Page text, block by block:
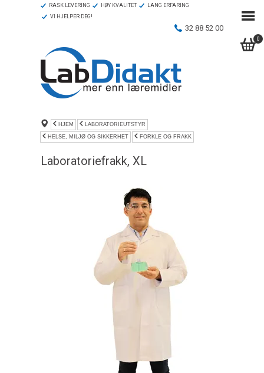
0
RASK LEVERING HØY KVALITET
LANG ERFARING
VI HJELPER DEG!
32 88 52 00
HJEM LABORATORIEUTSTYR
HELSE, MILJØ OG SIKKERHET FORKLE OG FRAKK
Laboratoriefrakk, XL